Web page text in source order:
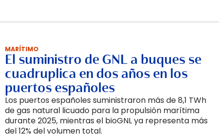
MARÍTIMO
El suministro de GNL a buques se
cuadruplica en dos años en los
puertos españoles
Los puertos españoles suministraron más de 8,1 TWh
de gas natural licuado para la propulsión marítima
durante 2025, mientras el bioGNL ya representa más
del 12% del volumen total.